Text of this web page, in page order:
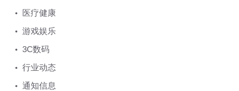
医疗健康
游戏娱乐
3C数码
行业动态
通知信息